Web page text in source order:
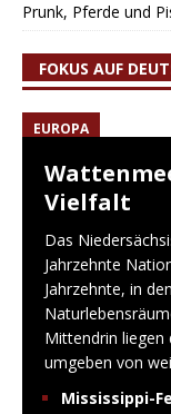
Prunk, Pferde und
FOKUS AUF
EUROPA
Vielfalt
Das
Jahrzehnte
Jahrzehnte, in
Mittendrin liegen
umgeben von
Mississippi-